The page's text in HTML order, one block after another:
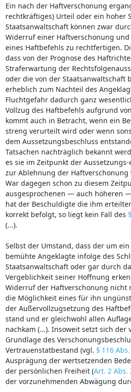
Ein nach der Haftverschonung
rechtkräftiges) Urteil oder ein hoher
Staatsanwaltschaft können zwar
Widerruf einer Haftverschonung
eines Haftbefehls zu rechtfertigen.
dass von der Prognose des
Straferwartung der
oder die von der Staatsanwaltschaft
erheblich zum Nachteil des
Fluchtgefahr dadurch ganz
Vollzug des Haftbefehls aufgrund von
kommt auch in Betracht, wenn ein
streng verurteilt wird oder wenn
dem Aussetzungsbeschluss
Tatsachen nachträglich bekannt
es sie im Zeitpunkt der
zur Ablehnung der Haftverschonung
War dagegen schon zu diesem
ausgesprochenen — auch höheren
hat der Beschuldigte die ihm
korrekt befolgt, so liegt kein Fall des
(...).
Selbst der Umstand, dass der um
bemühte Angeklagte infolge des
Staatsanwaltschaft oder gar durch
Vergeblichkeit seiner Hoffnung
Widerruf der Haftverschonung nicht
die Möglichkeit eines für ihn
der Außervollzugsetzung des
stand und er gleichwohl allen
nachkam (...). Insoweit setzt sich der
Grundlage des
Vertrauenstatbestand (vgl. § 116
Ausprägung der wertsetzenden
der persönlichen Freiheit (Art. 2 Abs.
der vorzunehmenden Abwägung